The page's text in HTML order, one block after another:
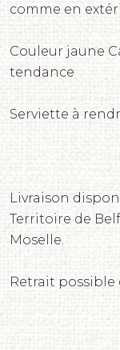
comme en
Couleur jaune
tendance
Serviette à
Livraison
Territoire de
Moselle.
Retrait possible